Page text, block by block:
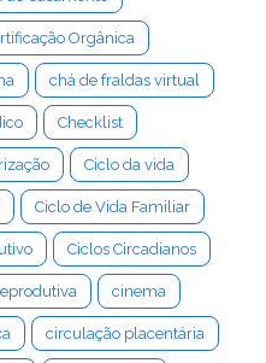
Orgânica
chá de fraldas virtual
Checklist
Ciclo da vida
Ciclo de Vida Familiar
Ciclos Circadianos
cinema
circulação placentária